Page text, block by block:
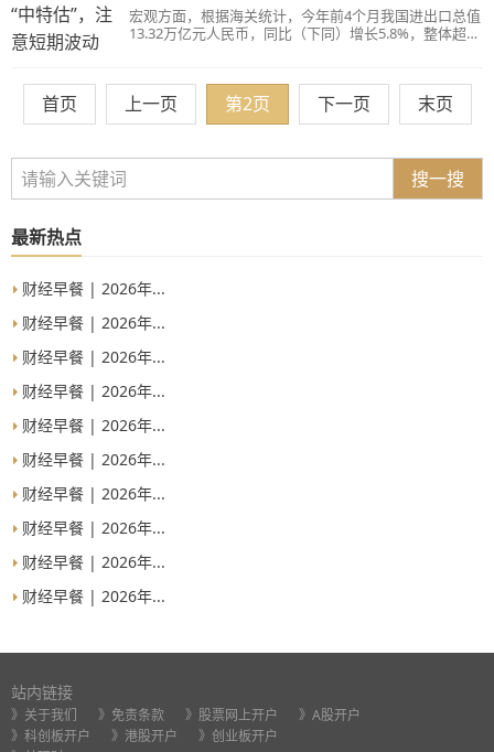
宏观方面，根据海关统计，今年前4个月我国进出口总值
13.32万亿元人民币，同比（下同）增长5.8%，整体超出
首页 上一页 第2页 下一页 末页
搜一搜
最新热点
财经早餐 | 2026年...
财经早餐 | 2026年...
财经早餐 | 2026年...
财经早餐 | 2026年...
财经早餐 | 2026年...
财经早餐 | 2026年...
财经早餐 | 2026年...
财经早餐 | 2026年...
财经早餐 | 2026年...
财经早餐 | 2026年...
站内链接
》关于我们 》免责条款 》股票网上开户
》A股开户
》科创板开户
》港股开户
》创业板开户